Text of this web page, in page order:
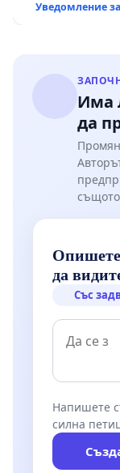
Мирово - к.к.
Уведомление
Има
да
Опишете
да
Със
Напишете
силна